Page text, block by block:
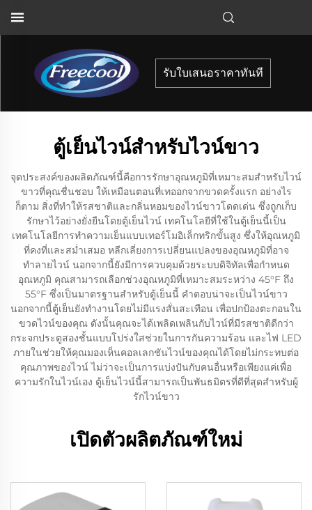
รับใบเสนอราคาทันที
ตู้เย็นไวน์สำหรับไวน์ขาว
จุดประสงค์ของผลิตภัณฑ์นี้คือการรักษาอุณหภูมิที่เหมาะสมสำหรับไวน์
ขาวที่คุณชื่นชอบ ให้เหมือนตอนที่เทออกจากขวดครั้งแรก อย่างไร
ก็ตาม สิ่งที่ทำให้รสชาติและกลิ่นหอมของไวน์ขาวโดดเด่น ซึ่งถูกเก็บ
รักษาไว้อย่างยั่งยืนโดยตู้เย็นไวน์ เทคโนโลยีที่ใช้ในตู้เย็นนี้เป็น
เทคโนโลยีการทำความเย็นแบบเทอร์โมอิเล็กทริกขั้นสูง ซึ่งให้อุณหภูมิ
ที่คงที่และสม่ำเสมอ หลีกเลี่ยงการเปลี่ยนแปลงของอุณหภูมิที่อาจ
ทำลายไวน์ นอกจากนี้ยังมีการควบคุมด้วยระบบดิจิทัลเพื่อกำหนด
อุณหภูมิ คุณสามารถเลือกช่วงอุณหภูมิที่เหมาะสมระหว่าง 45°F ถึง
55°F ซึ่งเป็นมาตรฐานสำหรับตู้เย็นนี้ คำตอบน่าจะเป็นไวน์ขาว
นอกจากนี้ตู้เย็นยังทำงานโดยไม่มีแรงสั่นสะเทือน เพื่อปกป้องตะกอนใน
ขวดไวน์ของคุณ ดังนั้นคุณจะได้เพลิดเพลินกับไวน์ที่มีรสชาติดีกว่า
กระจกประตูสองชั้นแบบโปร่งใสช่วยในการกันความร้อน และไฟ LED
ภายในช่วยให้คุณมองเห็นคอลเลกชันไวน์ของคุณได้โดยไม่กระทบต่อ
คุณภาพของไวน์ ไม่ว่าจะเป็นการแบ่งปันกับคนอื่นหรือเพียงแค่เพื่อ
ความรักในไวน์เอง ตู้เย็นไวน์นี้สามารถเป็นพันธมิตรที่ดีที่สุดสำหรับผู้
รักไวน์ขาว
เปิดตัวผลิตภัณฑ์ใหม่